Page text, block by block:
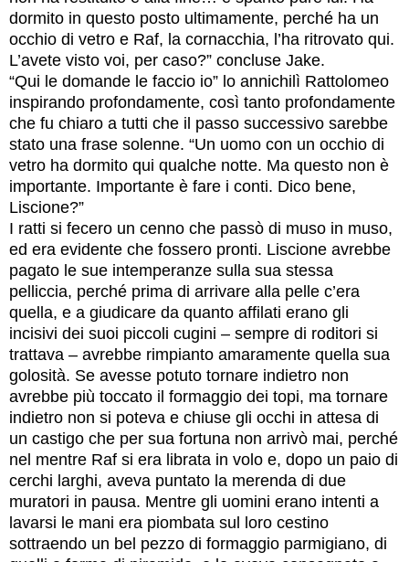
dormito in questo posto ultimamente, perché ha un
occhio di vetro e Raf, la cornacchia, l’ha ritrovato qui.
L’avete visto voi, per caso?” concluse Jake.
“Qui le domande le faccio io” lo annichilì Rattolomeo
inspirando profondamente, così tanto profondamente
che fu chiaro a tutti che il passo successivo sarebbe
stato una frase solenne. “Un uomo con un occhio di
vetro ha dormito qui qualche notte. Ma questo non è
importante. Importante è fare i conti. Dico bene,
Liscione?”
I ratti si fecero un cenno che passò di muso in muso,
ed era evidente che fossero pronti. Liscione avrebbe
pagato le sue intemperanze sulla sua stessa
pelliccia, perché prima di arrivare alla pelle c’era
quella, e a giudicare da quanto affilati erano gli
incisivi dei suoi piccoli cugini – sempre di roditori si
trattava – avrebbe rimpianto amaramente quella sua
golosità. Se avesse potuto tornare indietro non
avrebbe più toccato il formaggio dei topi, ma tornare
indietro non si poteva e chiuse gli occhi in attesa di
un castigo che per sua fortuna non arrivò mai, perché
nel mentre Raf si era librata in volo e, dopo un paio di
cerchi larghi, aveva puntato la merenda di due
muratori in pausa. Mentre gli uomini erano intenti a
lavarsi le mani era piombata sul loro cestino
sottraendo un bel pezzo di formaggio parmigiano, di